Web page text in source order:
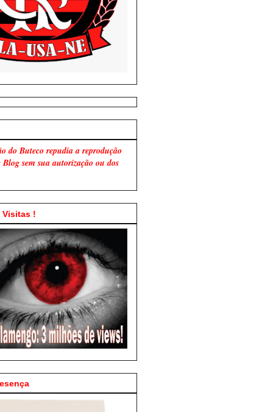
do Buteco repudia a reprodução
Blog sem sua autorização ou dos
Visitas !